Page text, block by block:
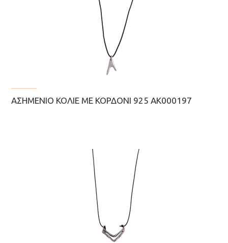
ΑΣΗΜΈΝΙΟ ΚΟΛΙΈ ΜΕ ΚΟΡΔΌΝΙ 925 AK000197